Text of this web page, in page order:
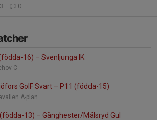
0
16) – Svenljunga IK
C
GoIF Svart – P11 (födda-15)
A-plan
13) – Gånghester/Målsryd Gul